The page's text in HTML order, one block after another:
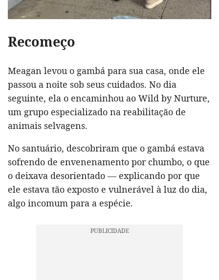
Recomeço
Meagan levou o gambá para sua casa, onde ele
passou a noite sob seus cuidados. No dia
seguinte, ela o encaminhou ao Wild by Nurture,
um grupo especializado na reabilitação de
animais selvagens.
No santuário, descobriram que o gambá estava
sofrendo de envenenamento por chumbo, o que
o deixava desorientado — explicando por que
ele estava tão exposto e vulnerável à luz do dia,
algo incomum para a espécie.